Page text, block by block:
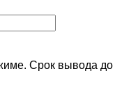
Срок вывода до